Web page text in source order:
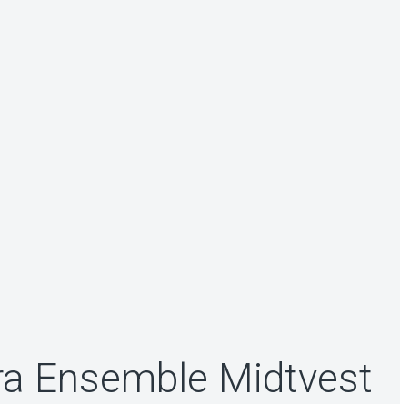
Ensemble Midtvest